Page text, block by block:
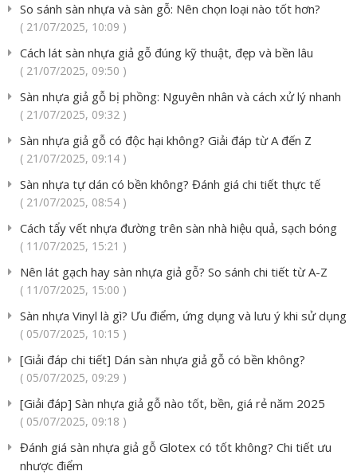
So sánh sàn nhựa và sàn gỗ: Nên chọn loại nào tốt hơn?
( 21/07/2025, 10:09 )
Cách lát sàn nhựa giả gỗ đúng kỹ thuật, đẹp và bền lâu
( 21/07/2025, 09:50 )
Sàn nhựa giả gỗ bị phồng: Nguyên nhân và cách xử lý nhanh
( 21/07/2025, 09:32 )
Sàn nhựa giả gỗ có độc hại không? Giải đáp từ A đến Z
( 21/07/2025, 09:14 )
Sàn nhựa tự dán có bền không? Đánh giá chi tiết thực tế
( 21/07/2025, 08:54 )
Cách tẩy vết nhựa đường trên sàn nhà hiệu quả, sạch bóng
( 11/07/2025, 15:21 )
Nên lát gạch hay sàn nhựa giả gỗ? So sánh chi tiết từ A-Z
( 11/07/2025, 15:00 )
Sàn nhựa Vinyl là gì? Ưu điểm, ứng dụng và lưu ý khi sử dụng
( 05/07/2025, 10:15 )
[Giải đáp chi tiết] Dán sàn nhựa giả gỗ có bền không?
( 05/07/2025, 09:29 )
[Giải đáp] Sàn nhựa giả gỗ nào tốt, bền, giá rẻ năm 2025
( 05/07/2025, 09:18 )
Đánh giá sàn nhựa giả gỗ Glotex có tốt không? Chi tiết ưu
nhược điểm